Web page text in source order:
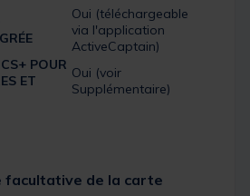
Oui (téléchargeable
via l'application
ActiveCaptain)
POUR
ET
Oui (voir
Supplémentaire)
facultative de la carte